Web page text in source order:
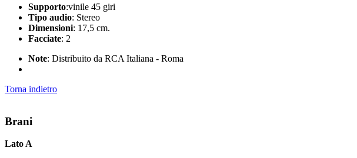
Supporto:vinile 45 giri
Tipo audio: Stereo
Dimensioni: 17,5 cm.
Facciate: 2
Note: Distribuito da RCA Italiana - Roma
Torna indietro
Brani
Lato A